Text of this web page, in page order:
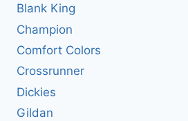
Blank King
Champion
Comfort Colors
Crossrunner
Dickies
Gildan